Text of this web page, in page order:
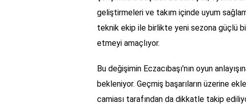
geliştirmeleri ve takım içinde uyum
teknik ekip ile birlikte yeni sezona güçlü
etmeyi amaçlıyor.
Bu değişimin Eczacıbaşı'nın oyun
bekleniyor. Geçmiş başarıların üzerine
camiası tarafından da dikkatle takip